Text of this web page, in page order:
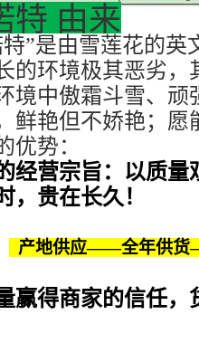
特 由来
特”是由雪莲花的英
的环境极其恶劣
境中傲霜斗雪、顽
鲜艳但不娇艳；愿
优势：
经营宗旨：以质
，贵在长久！
产地供应——全年供货
赢得商家的信任，